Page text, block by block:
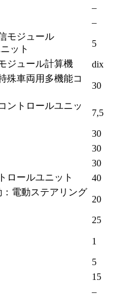
–
–
モジュール
ット
5
ジュール計算機 dix
殊車両用多機能コ
30
ントロールユニッ
7,5
30
30
30
ロールユニット 40
：電動ステアリング
20
25
1
5
15
–